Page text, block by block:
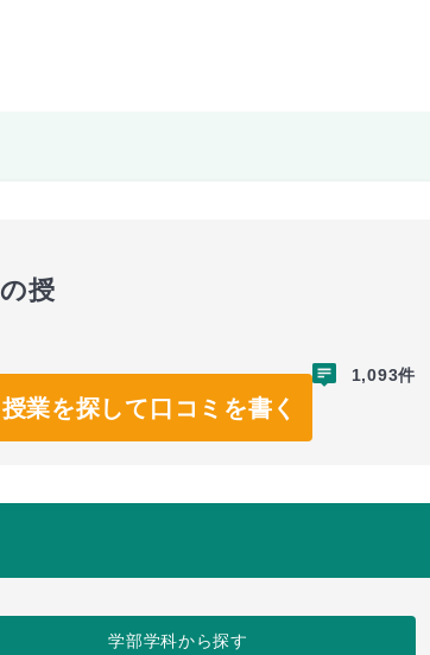
授
授業を探して口コミを書く
1,093件
学部学科から探す